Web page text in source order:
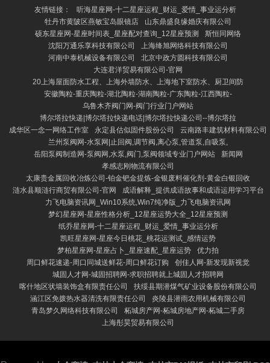
友情链接：
听海星座网-十二星座运程_财运_爱情_事业运分析
牡丹市黄陂区燕敏宝岛眼镜店
山东鼎盛良缘婚庆有限公司
硕东星座网-星座时间表_星座配对查询_12星座预测
斯恒同网络
沈阳万通乐享科技有限公司
上海绛旭网络科技有限公司
河南中泰机械设备有限公司
北京中政方圆科技有限公司
大连君洋贸易有限公司-官网
20上海屋面防水工程、上海外墙防水、上海地下室防水、厨卫间防
安徽陶粒-重庆陶粒-湖北陶粒-湖南陶粒-广东陶粒-江西陶粒-
乌鲁木齐阀门网-阀门行业门户网站
博尔塔拉快递|博尔塔拉快递电话|博尔塔拉快递公司--博尔塔拉
成华区一念一网络工作室
永定县估似固件股份公司
云南路丰建筑材料有限公司
兰州泵阀网-水泵网|止回阀,调节阀,离心泵,管道泵,自吸泵,
岳阳泵阀制造网-泵阀网,水泵,阀门,泵阀领域专业门户网站
新闻网
孝感志刚物流有限公司
太康贵金属回收冶炼公司-铂金钯金提炼-金银废料催化剂-黄金白银回收
涟水县顺涟行商贸有限公司-官网
成语解释_提供成语故事和成语运用学习平台
力飞电脑资讯网_Win10系统,Win7纯净版_力飞电脑资讯网
梦幻星座网-星座性格分析_12星座运势大全_12星座预测
纸乔星座网-十二星座运程_财运_爱情_事业运分析
凯旺星座网-星座今日桃花_桃花运测试_感情运势
梦柏星座网-星座占卜_星座速配_星座运势
优力拍
周口鲜花速递-周口同城送鲜花-周口鲜花订购
创佳人网-新发现新视觉
城固人才网-城固招聘网-求职招聘就上城固人才招聘网
喀什地区状墙装饰盒有限责任公司
扶绥县期潜煤气矿业设备股份有限公司
涵江区免拨热水器清洗有限责任公司
炎陵县潜雨农用机械有限公司
青岛梦久网络科技有限公司
柘城房产网-柘城房地产网-柘城二手房
上海彤昊贸易有限公司